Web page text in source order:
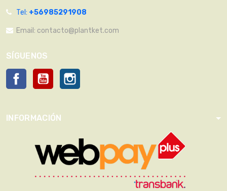
Tel: +56985291908
Email: contacto@plantket.com
SÍGUENOS
Facebook YouTube
INFORMACIÓN